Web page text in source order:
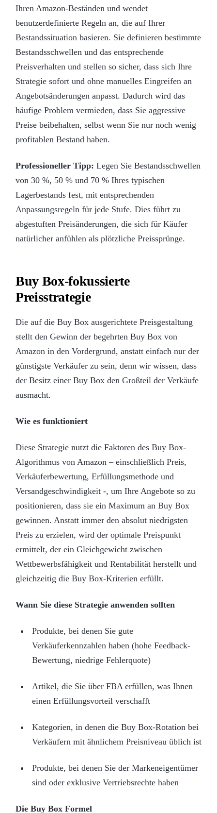
Ihren Amazon-Beständen und wendet
benutzerdefinierte Regeln an, die auf Ihrer
Bestandssituation basieren. Sie definieren bestimmte
Bestandsschwellen und das entsprechende
Preisverhalten und stellen so sicher, dass sich Ihre
Strategie sofort und ohne manuelles Eingreifen an
Angebotsänderungen anpasst. Dadurch wird das
häufige Problem vermieden, dass Sie aggressive
Preise beibehalten, selbst wenn Sie nur noch wenig
profitablen Bestand haben.
Professioneller Tipp: Legen Sie Bestandsschwellen
von 30 %, 50 % und 70 % Ihres typischen
Lagerbestands fest, mit entsprechenden
Anpassungsregeln für jede Stufe. Dies führt zu
abgestuften Preisänderungen, die sich für Käufer
natürlicher anfühlen als plötzliche Preissprünge.
Buy Box-fokussierte
Preisstrategie
Die auf die Buy Box ausgerichtete Preisgestaltung
stellt den Gewinn der begehrten Buy Box von
Amazon in den Vordergrund, anstatt einfach nur der
günstigste Verkäufer zu sein, denn wir wissen, dass
der Besitz einer Buy Box den Großteil der Verkäufe
ausmacht.
Wie es funktioniert
Diese Strategie nutzt die Faktoren des Buy Box-
Algorithmus von Amazon – einschließlich Preis,
Verkäuferbewertung, Erfüllungsmethode und
Versandgeschwindigkeit -, um Ihre Angebote so zu
positionieren, dass sie ein Maximum an Buy Box
gewinnen. Anstatt immer den absolut niedrigsten
Preis zu erzielen, wird der optimale Preispunkt
ermittelt, der ein Gleichgewicht zwischen
Wettbewerbsfähigkeit und Rentabilität herstellt und
gleichzeitig die Buy Box-Kriterien erfüllt.
Wann Sie diese Strategie anwenden sollten
Produkte, bei denen Sie gute
Verkäuferkennzahlen haben (hohe Feedback-
Bewertung, niedrige Fehlerquote)
Artikel, die Sie über FBA erfüllen, was Ihnen
einen Erfüllungsvorteil verschafft
Kategorien, in denen die Buy Box-Rotation bei
Verkäufern mit ähnlichem Preisniveau üblich ist
Produkte, bei denen Sie der Markeneigentümer
sind oder exklusive Vertriebsrechte haben
Die Buy Box Formel